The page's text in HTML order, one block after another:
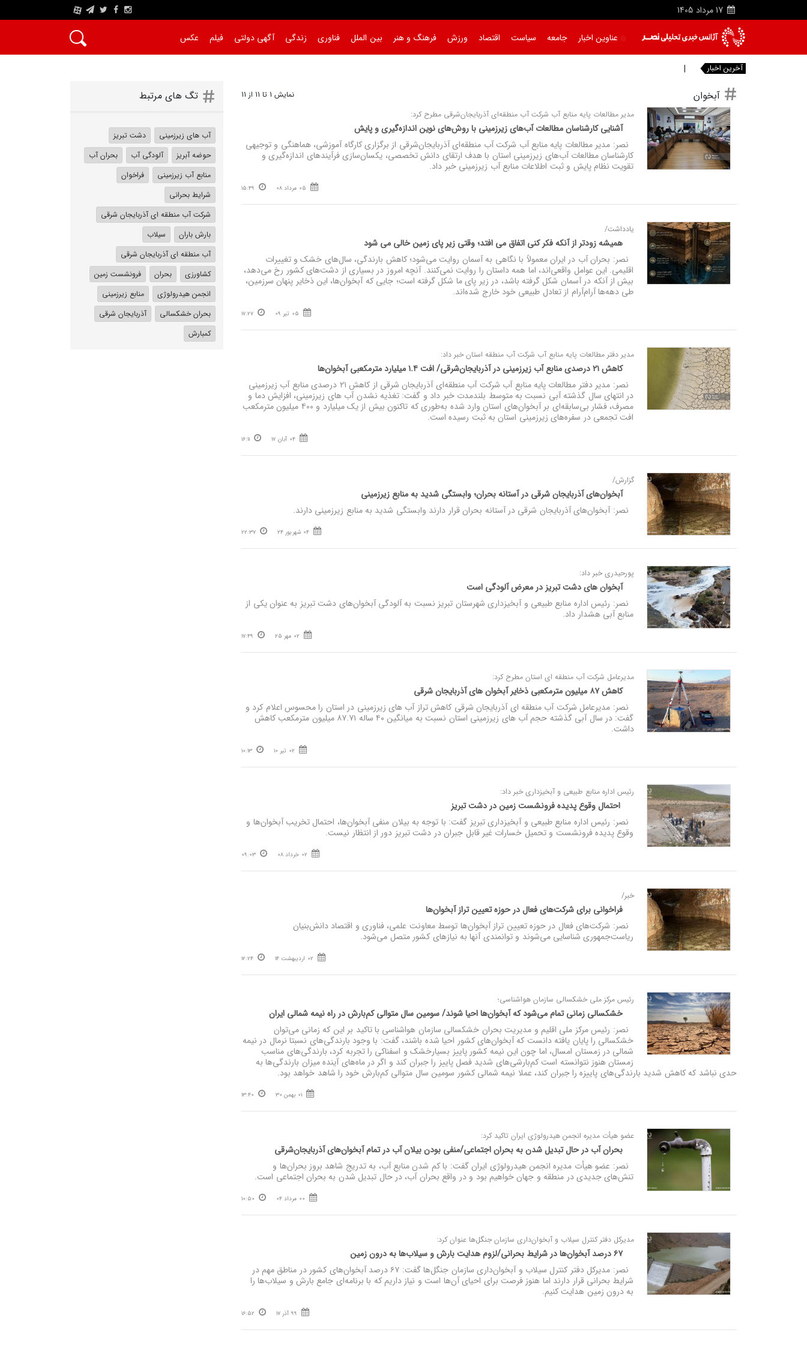
17 مرداد 1405
A
عناوین اخبار جامعه سیاست اقتصاد ورزش فرهنگ و هنر بین الملل فناوری زندگی آگهی دولتی فیلم عکس
آخرین اخبار دریاچه
آبخوان
نمایش 1 تا 11 از 11
مدیر مطالعات پایه منابع آب شرکت آب منطقه‌ای آذربایجان‌شرقی مطرح کرد:
آشنایی کارشناسان مطالعات آب‌های زیرزمینی با روش‌های نوین اندازه‌گیری و پایش
نصر: مدیر مطالعات پایه منابع آب شرکت آب منطقه‌ای آذربایجان‌شرقی از برگزاری کارگاه آموزشی، هماهنگی و توجیهی
کارشناسان مطالعات آب‌های زیرزمینی استان با هدف ارتقای دانش تخصصی، یکسان‌سازی فرآیندهای اندازه‌گیری و
تقویت نظام پایش و ثبت اطلاعات منابع آب زیرزمینی خبر داد.
05 مرداد 08 15:49
یادداشت/
همیشه زودتر از آنکه فکر کنی اتفاق می افتد؛ وقتی زیر پای زمین خالی می شود
نصر: بحران آب در ایران معمولاً با نگاهی به آسمان روایت می‌شود؛ کاهش بارندگی، سال‌های خشک و تغییرات
اقلیمی. این عوامل واقعی‌اند، اما همه داستان را روایت نمی‌کنند. آنچه امروز در بسیاری از دشت‌های کشور رخ می‌دهد،
بیش از آنکه در آسمان شکل گرفته باشد، در زیر پای ما شکل گرفته است؛ جایی که آبخوان‌ها، این ذخایر پنهان سرزمین،
طی دهه‌ها آرام‌آرام از تعادل طبیعی خود خارج شده‌اند.
05 تیر 09 17:27
مدیر دفتر مطالعات پایه منابع آب شرکت آب منطقه‌ استان خبر داد:
کاهش ۲۱ درصدی منابع آب زیرزمینی در آذربایجان‌شرقی/ افت ۱.۴ میلیارد مترمکعبی آبخوان‌ها
نصر: مدیر دفتر مطالعات پایه منابع آب شرکت آب منطقه‌ای آذربایجان شرقی از کاهش ۲۱ درصدی منابع آب زیرزمینی
در انتهای سال گذشته آبی نسبت به متوسط بلندمدت خبر داد و گفت: تغذیه نشدن آب های زیرزمینی، افزایش دما و
مصرف، فشار بی‌سابقه‌ای بر آبخوان‌های استان وارد شده به‌طوری که تاکنون بیش از یک میلیارد و ۴۰۰ میلیون مترمکعب
افت تجمعی در سفره‌های زیرزمینی استان به ثبت رسیده است.
04 آبان 17 16:11
گزارش/
آبخوان‌های آذربایجان شرقی در آستانه بحران؛ وابستگی شدید به منابع زیرزمینی
نصر: آبخوان‌های آذربایجان شرقی در آستانه بحران قرار دارند وابستگی شدید به منابع زیرزمینی دارند.
04 شهریور 24 22:37
پورحیدری خبر داد:
آبخوان‌ های دشت تبریز در معرض آلودگی است
نصر: رئیس اداره منابع طبیعی و آبخیزداری شهرستان تبریز نسبت به آلودگی آبخوان‌های دشت تبریز به عنوان یکی از
منابع آبی هشدار داد.
02 مهر 25 17:49
مدیرعامل شرکت آب منطقه ای استان مطرح کرد:
کاهش ۸۷ میلیون مترمکعبی ذخایر آبخوان های آذربایجان شرقی
نصر: مدیرعامل شرکت آب منطقه ای آذربایجان شرقی کاهش تراز آب های زیرزمینی در استان را محسوس اعلام کرد و
گفت: در سال آبی گذشته حجم آب های زیرزمینی استان نسبت به میانگین ۴۰ ساله ۸۷.۷۱ میلیون مترمکعب کاهش
داشت.
02 تیر 10 10:13
رئیس اداره منابع طبیعی و آبخیزداری خبر داد:
احتمال وقوع پدیده فرونشست زمین در دشت تبریز
نصر: رئیس اداره منابع طبیعی و آبخیزداری تبریز گفت: با توجه به بیلان منفی آبخوان‌ها، احتمال تخریب آبخوان‌ها و
وقوع پدیده فرونشست و تحمیل خسارات غیر قابل جبران در دشت تبریز دور از انتظار نیست.
02 خرداد 08 09:03
خبر/
فراخوانی برای شرکت‌های فعال در حوزه تعیین تراز آبخوان‌ها
نصر: شرکت‌های فعال در حوزه تعیین تراز آبخوان‌ها توسط معاونت علمی، فناوری و اقتصاد دانش‌بنیان
ریاست‌جمهوری شناسایی می‌شوند و توانمندی آنها به نیازهای کشور متصل می‌شود.
02 اردیبهشت 14 12:24
رئیس مرکز ملی خشکسالی سازمان هواشناسی؛
خشکسالی زمانی تمام می‌شود که آبخوان‌ها احیا شوند/ سومین سال متوالی کم‌بارش در راه نیمه شمالی ایران
نصر: رئیس مرکز ملی اقلیم و مدیریت بحران خشکسالی سازمان هواشناسی با تاکید بر این که زمانی می‌توان
خشکسالی را پایان یافته دانست که آبخوان‌های کشور احیا شده باشند، گفت: با وجود بارندگی‌های نسبتا نرمال در نیمه
شمالی در زمستان امسال، اما چون این نیمه کشور پاییز بسیارخشک و اسفناکی را تجربه کرد، بارندگی‌های مناسب
زمستان هنوز نتوانسته است کم‌بارشی‌های شدید فصل پاییز را جبران کند و اگر در ماه‌های آینده میزان بارندگی‌ها به
حدی نباشد که کاهش شدید بارندگی‌های پاییزه را جبران کند، عملا نیمه شمالی کشور سومین سال متوالی کم‌بارش خود را شاهد خواهد بود.
01 بهمن 30 13:40
عضو هیأت مدیره انجمن هیدرولوژی ایران تاکید کرد:
بحران آب در حال تبدیل شدن به بحران اجتماعی/منفی بودن بیلان آب در تمام آبخوان‌های آذربایجان‌شرقی
نصر: عضو هیأت مدیره انجمن هیدرولوژی ایران گفت: با کم شدن منابع آب، به تدریج شاهد بروز بحران‌ها و
تنش‌های جدیدی در منطقه و جهان خواهیم بود و در واقع بحران آب، در حال تبدیل شدن به بحران اجتماعی است‌.
00 مرداد 04 10:50
مدیرکل دفتر کنترل سیلاب و آبخوان‌داری سازمان جنگل‌ها عنوان کرد:
۶۷ درصد آبخوان‌ها در شرایط بحرانی/لزوم هدایت بارش‌ و سیلاب‌ها به درون زمین
نصر: مدیرکل دفتر کنترل سیلاب و آبخوان‌داری سازمان جنگل‌ها گفت: ۶۷ درصد آبخوان‌های کشور در مناطق مهم در
شرایط بحرانی قرار دارند اما هنوز فرصت برای احیای آن‌ها است و نیاز داریم که با برنامه‌ای جامع بارش‌ و سیلاب‌ها را
به درون زمین هدایت کنیم.
99 آذر 17 16:52
تگ های مرتبط
آب های زیرزمینی
دشت تبریز
حوضه آبریز
آلودگی آب
بحران آب
منابع آب زیرزمینی
فراخوان
شرایط بحرانی
شرکت آب منطقه ای آذربایجان شرقی
بارش باران
سیلاب
آب منطقه ای آذربایجان شرقی
کشاورزی
بحران
فرونشست زمین
انجمن هیدرولوژی
منابع زیرزمینی
بحران خشکسالی
آذربایجان شرقی
کمبارش